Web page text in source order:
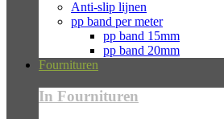
Anti-slip lijnen
pp band per meter
pp band 15mm
pp band 20mm
Fournituren
In Fournituren